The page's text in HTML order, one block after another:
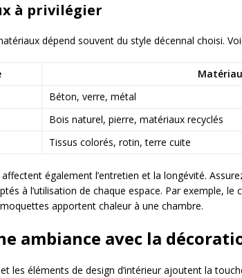
à privilégier
dépend souvent du style décennal choisi.
Béton, verre, métal
Bois naturel, pierre, matériaux recyclés
Tissus colorés, rotin, terre cuite
également l’entretien et la longévité.
à l’utilisation de chaque espace. Par exemple, le
apportent chaleur à une chambre.
ambiance avec la
les éléments de design d’intérieur ajoutent la